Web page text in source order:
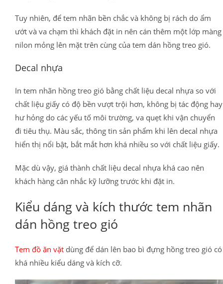
Tuy nhiên, để tem nhãn bền chắc và không bị rách do ẩm
ướt và va chạm thì khách đặt in nên cán thêm một lớp màng
nilon mỏng lên mặt trên cùng của tem dán hồng treo gió.
Decal nhựa
In tem nhãn hồng treo gió bằng chất liệu decal nhựa so với
chất liệu giấy có độ bền vượt trội hơn, không bị tác động hay
hư hỏng do các yếu tố môi trường, va quẹt khi vận chuyển
đi tiêu thụ. Màu sắc, thông tin sản phẩm khi lên decal nhựa
hiển thị nổi bật, bắt mắt hơn khá nhiều so với chất liệu giấy.
Mặc dù vậy, giá thành chất liệu decal nhựa khá cao nên
khách hàng cân nhắc kỹ lưỡng trước khi đặt in.
Kiểu dáng và kích thước tem nhãn
dán hồng treo gió
Tem đồ ăn vặt dùng để dán lên bao bì đựng hồng treo gió có
khá nhiều kiểu dáng và kích cỡ.